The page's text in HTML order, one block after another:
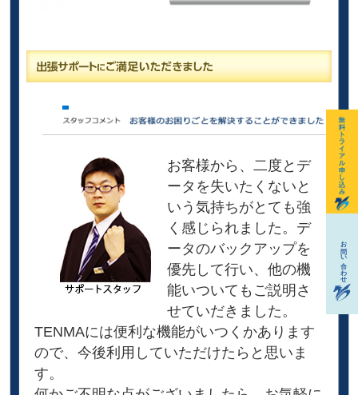
お客様から、二度とデ
ータを失いたくないと
いう気持ちがとても強
く感じられました。デ
ータのバックアップを
優先して行い、他の機
能いついてもご説明さ
せていだきました。
TENMAには便利な機能がいつくかあります
ので、今後利用していただけたらと思いま
す。